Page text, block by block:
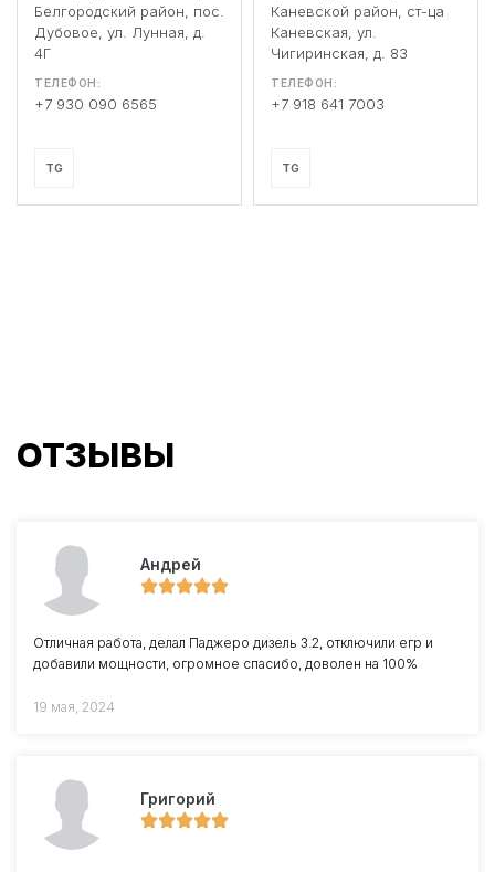
Белгородский район, пос.
Дубовое, ул. Лунная, д.
4Г
ТЕЛЕФОН:
+7 930 090 6565
TG
Каневской район, ст-ца
Каневская, ул.
Чигиринская, д. 83
ТЕЛЕФОН:
+7 918 641 7003
TG
ОТЗЫВЫ
Андрей
Отличная работа, делал Паджеро дизель 3.2, отключили егр и
добавили мощности, огромное спасибо, доволен на 100%
19 мая, 2024
Григорий